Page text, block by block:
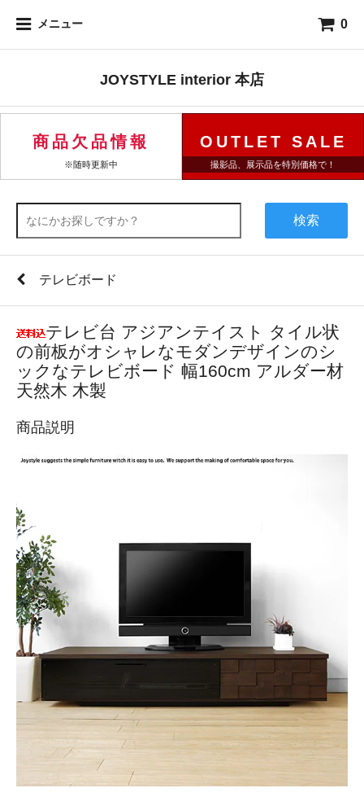
メニュー 0
JOYSTYLE interior 本店
商品欠品情報
※随時更新中
OUTLET SALE
撮影品、展示品を特別価格で！
検索
テレビボード
テレビ台 アジアンテイスト タイル状
の前板がオシャレなモダンデザインのシ
ックなテレビボード 幅160cm アルダー材
天然木 木製
商品説明